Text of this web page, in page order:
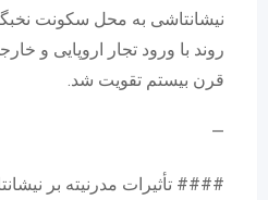
نیشانتاشی به محل سکونت
روند با ورود تجار اروپایی و
قرن بیستم تقویت شد.
—
#### تأثیرات مدرنیته بر